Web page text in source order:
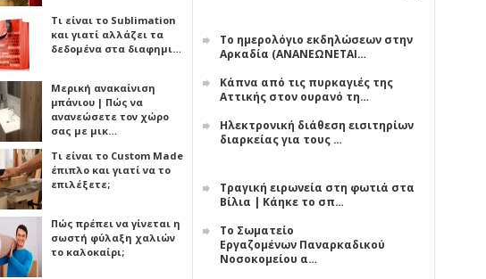
Τι είναι το Sublimation
και γιατί αλλάζει τα
δεδομένα στα διαφημι…
Μερική ανακαίνιση
μπάνιου | Πώς να
ανανεώσετε τον χώρο
σας με μικ…
Τι είναι το Custom Made
έπιπλο και γιατί να το
επιλέξετε;
Πώς πρέπει να γίνεται η
σωστή φύλαξη χαλιών
το καλοκαίρι;
Το ημερολόγιο εκδηλώσεων στην
Αρκαδία (ΑΝΑΝΕΩΝΕΤΑΙ…
Κάπνα από τις πυρκαγιές της
Αττικής στον ουρανό τη…
Ηλεκτρονική διάθεση εισιτηρίων
διαρκείας για τους …
Τραγική ειρωνεία στη φωτιά στα
Βίλια | Κάηκε το σπ…
Το Σωματείο
Εργαζομένων Παναρκαδικού
Νοσοκομείου α…